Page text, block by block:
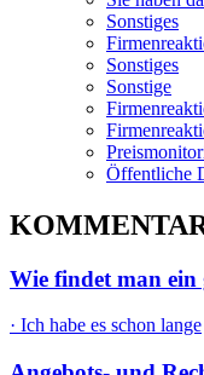
Sonstiges
Sonstiges
Sonstige
Öffentliche
Wie findet man ein
· Ich habe es schon lange